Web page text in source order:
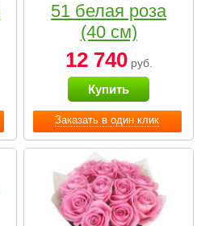
Заказать в один клик
51 белая роза
(40 см)
12 740руб.
Купить